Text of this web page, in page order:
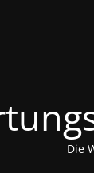
Die